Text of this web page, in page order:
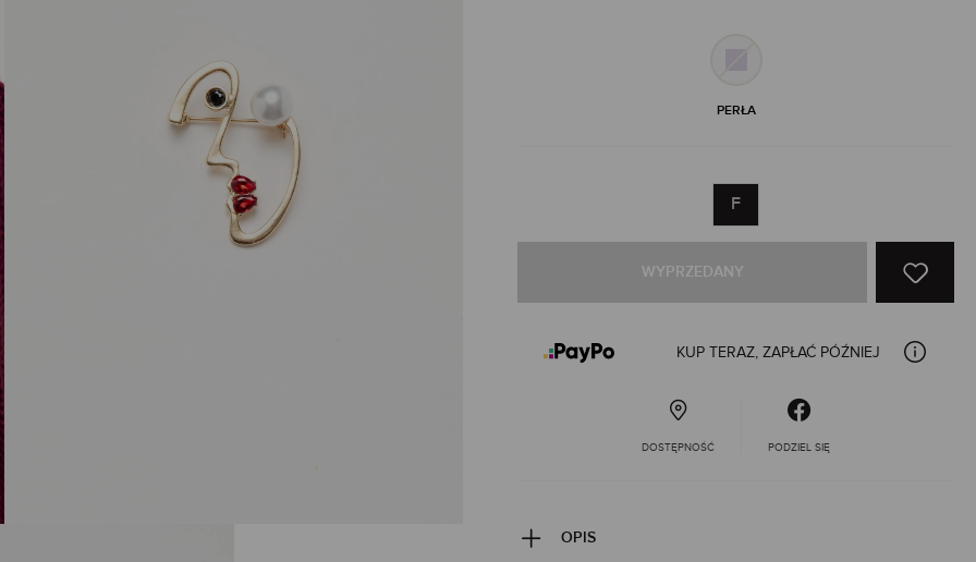
PERŁA
F
WYPRZEDANY
KUP TERAZ, ZAPŁAĆ PÓŹNIEJ
DOSTĘPNOŚĆ PODZIEL SIĘ
OPIS